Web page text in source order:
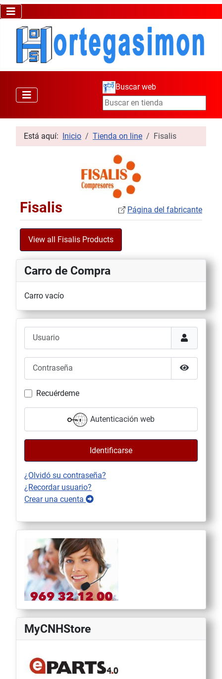
Buscar web
Carro de Compra
Carro vacío
Mostrar
Recuérdeme
Autenticación web
Identificarse
¿Olvidó su contraseña?
¿Recordar usuario?
Crear una cuenta
MyCNHStore
Está aquí: Inicio Tienda on line Fisalis
Fisalis Página del fabricante
View all Fisalis Products